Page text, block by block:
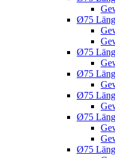
Ø75
Ø75
Ø75
Ø75
Ø75
Ø75